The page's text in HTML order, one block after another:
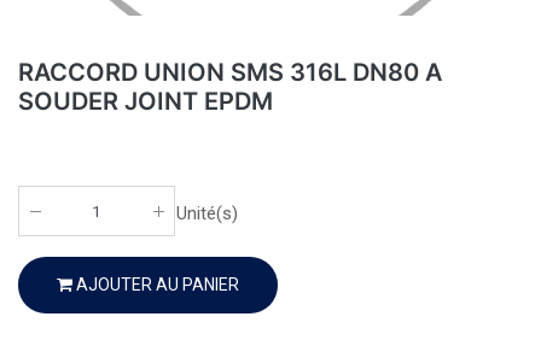
RACCORD UNION SMS 316L DN80 A
SOUDER JOINT EPDM
Unité(s)
AJOUTER AU PANIER